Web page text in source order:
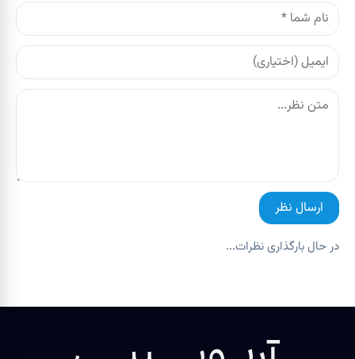
ارسال نظر
در حال بارگذاری نظرات...